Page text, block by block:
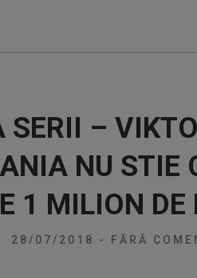
SERII –
NU STIE
1 MILION
28/07/2018 - FĂRĂ